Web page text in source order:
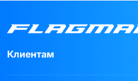
Клиентам